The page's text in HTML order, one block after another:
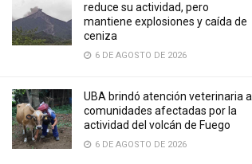
reduce su actividad, pero
mantiene explosiones y caída de
ceniza
6 DE AGOSTO DE 2026
UBA brindó atención veterinaria a
comunidades afectadas por la
actividad del volcán de Fuego
6 DE AGOSTO DE 2026